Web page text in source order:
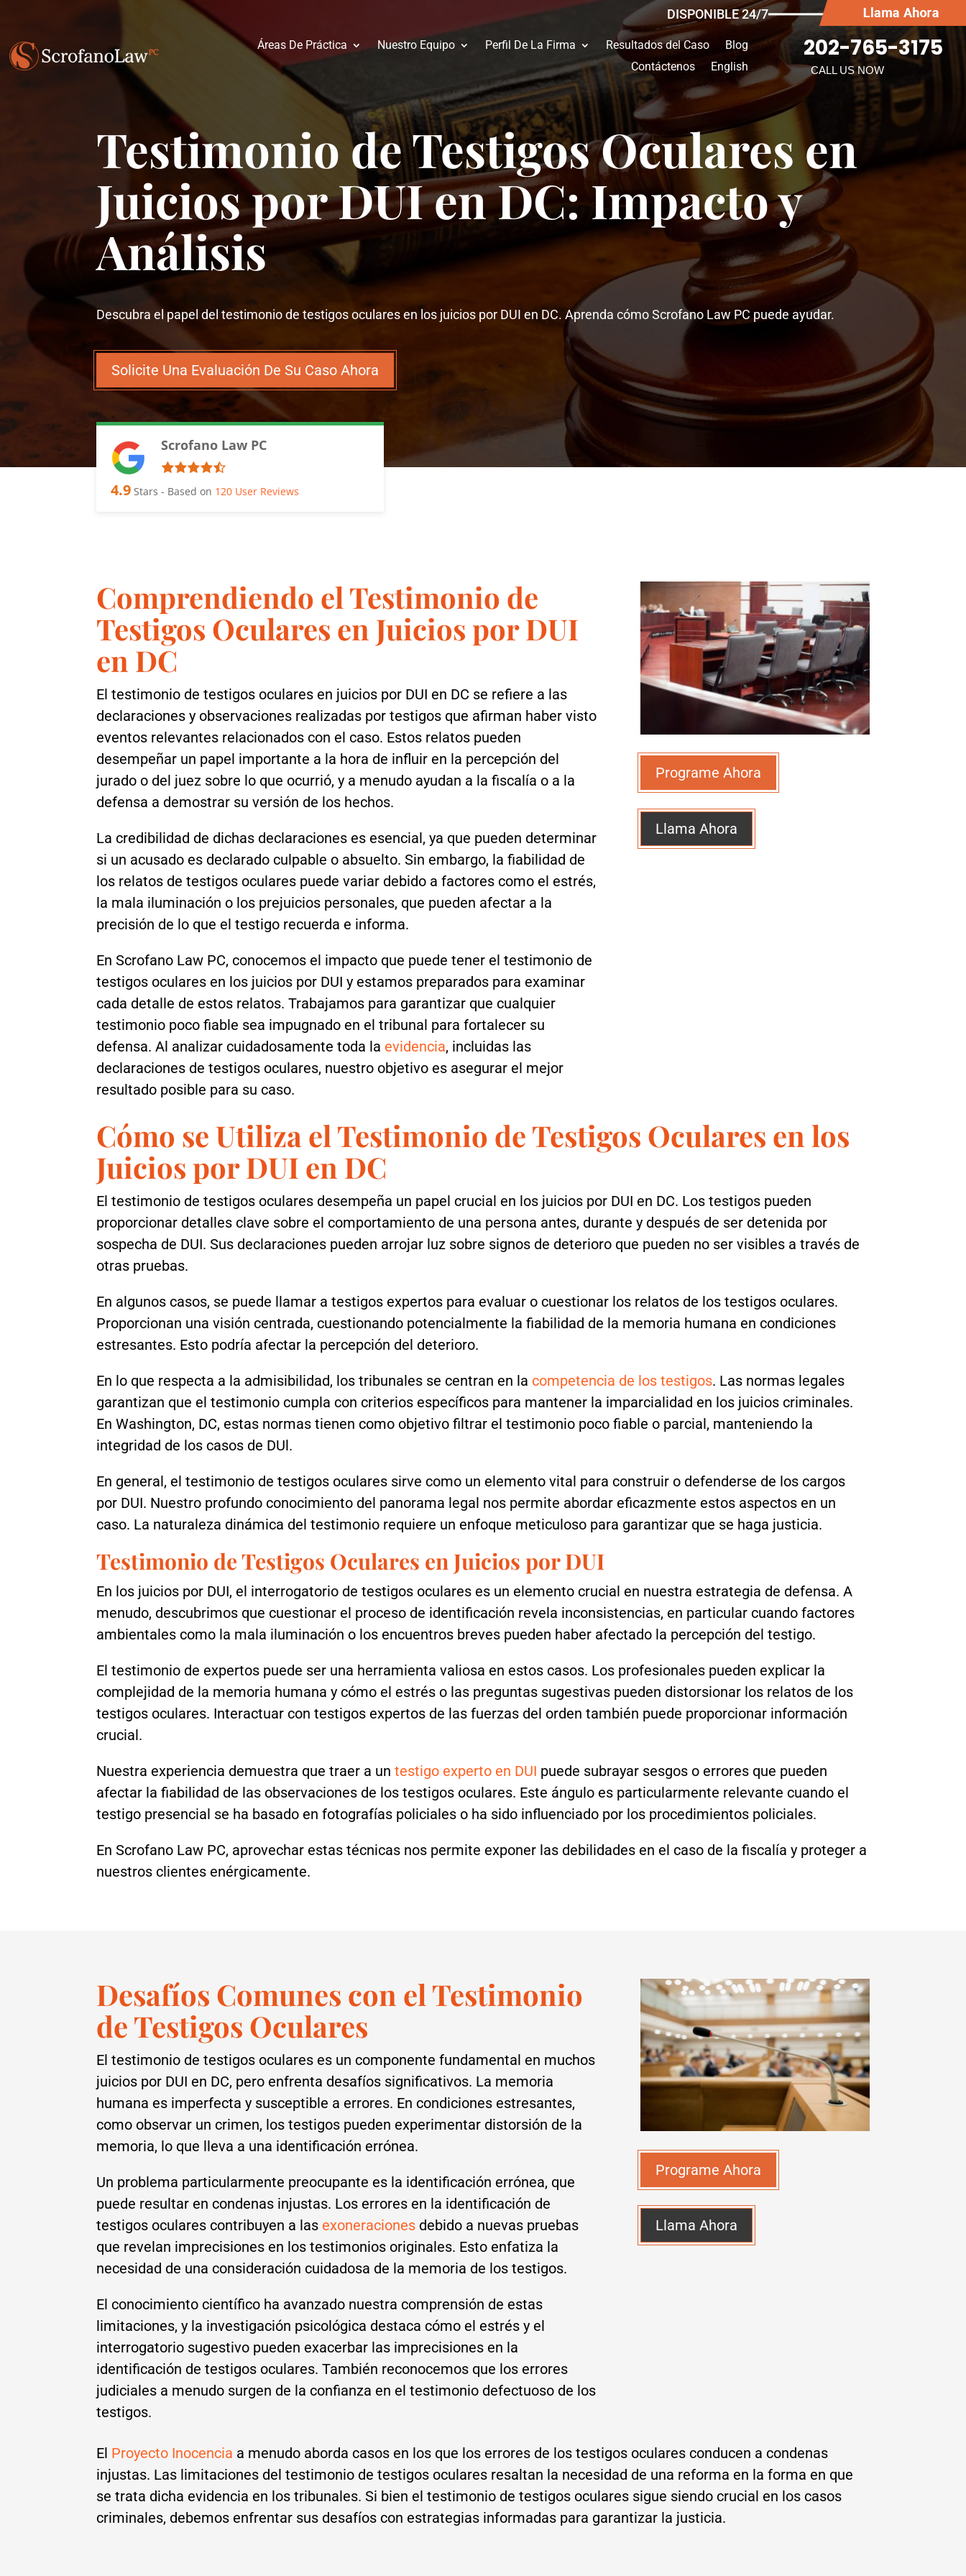
DISPONIBLE 24/7━━━━━━━
Áreas De Práctica Nuestro Equipo Perfil De La Firma Resultados del Caso
Blog
Contáctenos
English
202-765-3175
CALL US NOW
Testimonio de Testigos Oculares en
Juicios por DUI en DC: Impacto y
Análisis
Descubra el papel del testimonio de testigos oculares en los juicios por DUI en DC. Aprenda cómo Scrofano Law PC puede ayudar.
Solicite Una Evaluación De Su Caso Ahora
Scrofano Law PC
4.9 Stars - Based on 120 User Reviews
Comprendiendo el Testimonio de
Testigos Oculares en Juicios por DUI
en DC
El testimonio de testigos oculares en juicios por DUI en DC se refiere a las
declaraciones y observaciones realizadas por testigos que afirman haber visto
eventos relevantes relacionados con el caso. Estos relatos pueden
desempeñar un papel importante a la hora de influir en la percepción del
jurado o del juez sobre lo que ocurrió, y a menudo ayudan a la fiscalía o a la
defensa a demostrar su versión de los hechos.
La credibilidad de dichas declaraciones es esencial, ya que pueden determinar
si un acusado es declarado culpable o absuelto. Sin embargo, la fiabilidad de
los relatos de testigos oculares puede variar debido a factores como el estrés,
la mala iluminación o los prejuicios personales, que pueden afectar a la
precisión de lo que el testigo recuerda e informa.
En Scrofano Law PC, conocemos el impacto que puede tener el testimonio de
testigos oculares en los juicios por DUI y estamos preparados para examinar
cada detalle de estos relatos. Trabajamos para garantizar que cualquier
testimonio poco fiable sea impugnado en el tribunal para fortalecer su
defensa. Al analizar cuidadosamente toda la evidencia, incluidas las
declaraciones de testigos oculares, nuestro objetivo es asegurar el mejor
resultado posible para su caso.
Programe Ahora
Llama Ahora
Cómo se Utiliza el Testimonio de Testigos Oculares en los
Juicios por DUI en DC
El testimonio de testigos oculares desempeña un papel crucial en los juicios por DUI en DC. Los testigos pueden
proporcionar detalles clave sobre el comportamiento de una persona antes, durante y después de ser detenida por
sospecha de DUI. Sus declaraciones pueden arrojar luz sobre signos de deterioro que pueden no ser visibles a través de
otras pruebas.
En algunos casos, se puede llamar a testigos expertos para evaluar o cuestionar los relatos de los testigos oculares.
Proporcionan una visión centrada, cuestionando potencialmente la fiabilidad de la memoria humana en condiciones
estresantes. Esto podría afectar la percepción del deterioro.
En lo que respecta a la admisibilidad, los tribunales se centran en la competencia de los testigos. Las normas legales
garantizan que el testimonio cumpla con criterios específicos para mantener la imparcialidad en los juicios criminales.
En Washington, DC, estas normas tienen como objetivo filtrar el testimonio poco fiable o parcial, manteniendo la
integridad de los casos de DUl.
En general, el testimonio de testigos oculares sirve como un elemento vital para construir o defenderse de los cargos
por DUI. Nuestro profundo conocimiento del panorama legal nos permite abordar eficazmente estos aspectos en un
caso. La naturaleza dinámica del testimonio requiere un enfoque meticuloso para garantizar que se haga justicia.
Testimonio de Testigos Oculares en Juicios por DUI
En los juicios por DUI, el interrogatorio de testigos oculares es un elemento crucial en nuestra estrategia de defensa. A
menudo, descubrimos que cuestionar el proceso de identificación revela inconsistencias, en particular cuando factores
ambientales como la mala iluminación o los encuentros breves pueden haber afectado la percepción del testigo.
El testimonio de expertos puede ser una herramienta valiosa en estos casos. Los profesionales pueden explicar la
complejidad de la memoria humana y cómo el estrés o las preguntas sugestivas pueden distorsionar los relatos de los
testigos oculares. Interactuar con testigos expertos de las fuerzas del orden también puede proporcionar información
crucial.
Nuestra experiencia demuestra que traer a untestigo experto en DUI puede subrayar sesgos o errores que pueden
afectar la fiabilidad de las observaciones de los testigos oculares. Este ángulo es particularmente relevante cuando el
testigo presencial se ha basado en fotografías policiales o ha sido influenciado por los procedimientos policiales.
En Scrofano Law PC, aprovechar estas técnicas nos permite exponer las debilidades en el caso de la fiscalía y proteger a
nuestros clientes enérgicamente.
Desafíos Comunes con el Testimonio
de Testigos Oculares
El testimonio de testigos oculares es un componente fundamental en muchos
juicios por DUI en DC, pero enfrenta desafíos significativos. La memoria
humana es imperfecta y susceptible a errores. En condiciones estresantes,
como observar un crimen, los testigos pueden experimentar distorsión de la
memoria, lo que lleva a una identificación errónea.
Un problema particularmente preocupante es la identificación errónea, que
puede resultar en condenas injustas. Los errores en la identificación de
testigos oculares contribuyen a las exoneraciones debido a nuevas pruebas
que revelan imprecisiones en los testimonios originales. Esto enfatiza la
necesidad de una consideración cuidadosa de la memoria de los testigos.
El conocimiento científico ha avanzado nuestra comprensión de estas
limitaciones, y la investigación psicológica destaca cómo el estrés y el
interrogatorio sugestivo pueden exacerbar las imprecisiones en la
identificación de testigos oculares. También reconocemos que los errores
judiciales a menudo surgen de la confianza en el testimonio defectuoso de los
testigos.
Programe Ahora
Llama Ahora
El Proyecto Inocencia a menudo aborda casos en los que los errores de los testigos oculares conducen a condenas
injustas. Las limitaciones del testimonio de testigos oculares resaltan la necesidad de una reforma en la forma en que
se trata dicha evidencia en los tribunales. Si bien el testimonio de testigos oculares sigue siendo crucial en los casos
criminales, debemos enfrentar sus desafíos con estrategias informadas para garantizar la justicia.